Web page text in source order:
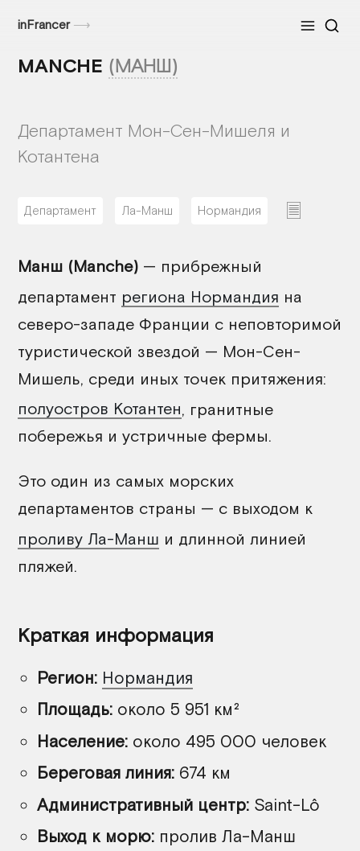
inFrancer⟶ Меню
MANCHE (МАНШ)
Департамент Мон-Сен-Мишеля и
Котантена
Департамент Ла-Манш Нормандия
Манш (Manche) — прибрежный
департамент региона Нормандия на
северо-западе Франции с неповторимой
туристической звездой — Мон-Сен-
Мишель, среди иных точек притяжения:
полуостров Котантен , гранитные
побережья и устричные фермы.
Это один из самых морских
департаментов страны — с выходом к
проливу Ла-Манш и длинной линией
пляжей.
Краткая информация
Регион: Нормандия
Площадь: около 5 951 км²
Население: около 495 000 человек
Береговая линия: 674 км
Административный центр: Saint-Lô
Выход к морю: пролив Ла-Манш